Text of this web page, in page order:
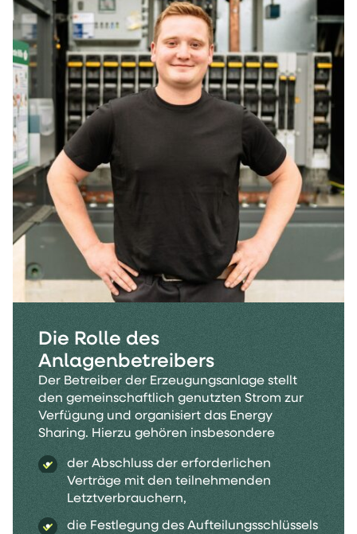
Die Rolle des
Anlagenbetreibers
Der Betreiber der Erzeugungsanlage stellt
den gemeinschaftlich genutzten Strom zur
Verfügung und organisiert das Energy
Sharing. Hierzu gehören insbesondere
der Abschluss der erforderlichen
Verträge mit den teilnehmenden
Letztverbrauchern,
die Festlegung des Aufteilungsschlüssels